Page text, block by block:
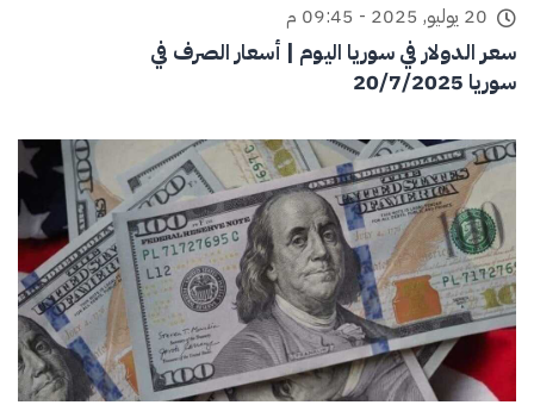
20 يوليو, 2025 - 09:45 م
سعر الدولار في سوريا اليوم | أسعار الصرف في
سوريا 20/7/2025